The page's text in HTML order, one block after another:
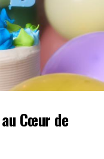
:
Cœur de